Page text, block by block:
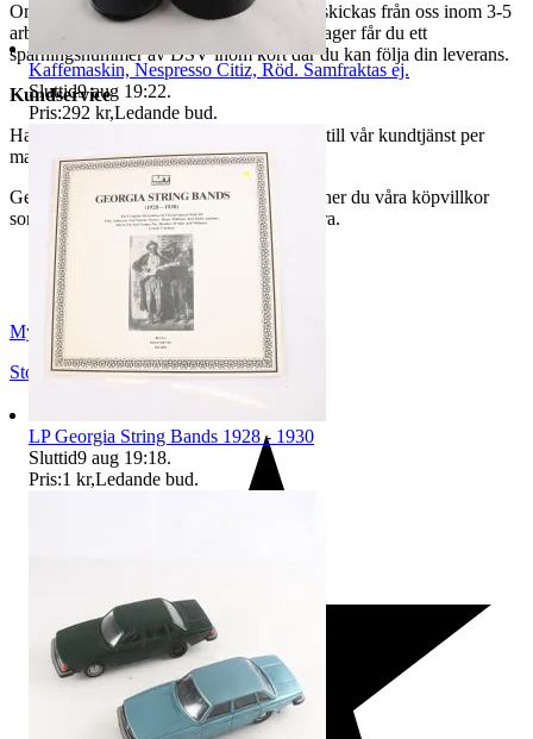
Om du har valt frakt kommer din vara att skickas från oss inom 3-5
arbetsdagar. När din vara har lämnat vårt lager får du ett
spårningsnummer av DSV inom kort där du kan följa din leverans.
Kundservice
Har du frågor eller funderingar hör av dig till vår kundtjänst per
mail:
webbshop@myrorna.se.
Genom att buda på våra annonser godkänner du våra köpvillkor
som du hittar på vår infosida här på Tradera.
Myrorna
Stockholm,Sverige
Kaffemaskin, Nespresso Citiz, Röd. Samfraktas ej.
Sluttid9 aug 19:22.
Pris:292 kr,Ledande bud.
LP Georgia String Bands 1928 - 1930
Sluttid9 aug 19:18.
Pris:1 kr,Ledande bud.